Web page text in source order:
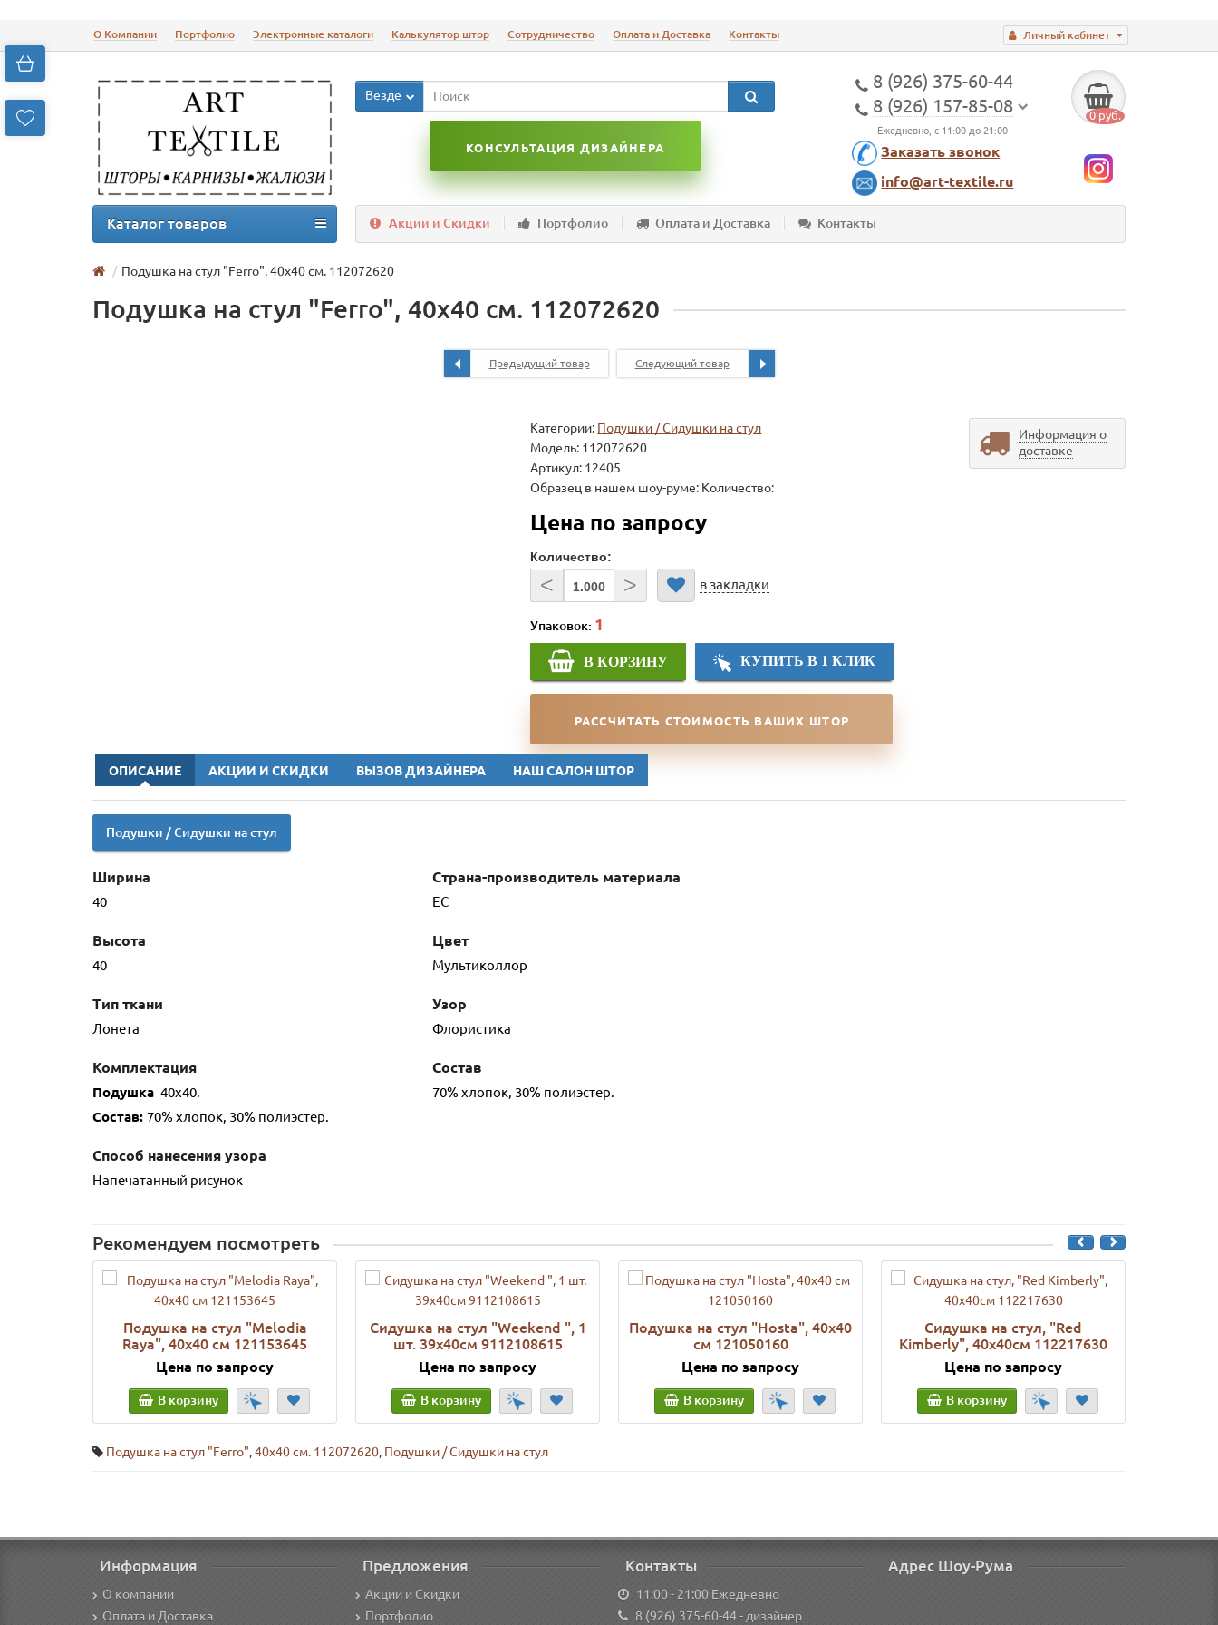
Личный кабинет
О Компании Портфолио Электронные каталоги Калькулятор штор Сотрудничество Оплата и Доставка Контакты
8 (926) 375-60-44
8 (926) 157-85-08
Ежедневно, с 11:00 до 21:00
Заказать звонок
info@art-textile.ru
0 руб.
Везде
КОНСУЛЬТАЦИЯ ДИЗАЙНЕРА
Акции и Скидки Портфолио Оплата и Доставка Контакты
Каталог товаров
Подушка на стул "Ferro", 40х40 см. 112072620
Подушка на стул "Ferro", 40х40 см. 112072620
Предыдущий товар Следующий товар
Категории: Подушки / Сидушки на стул
Модель: 112072620
Артикул: 12405
Образец в нашем шоу-руме: Количество:
Цена по запросу
Количество:
< > в закладки
Упаковок:
В КОРЗИНУ КУПИТЬ В 1 КЛИК
РАССЧИТАТЬ СТОИМОСТЬ ВАШИХ ШТОР
Информация о
доставке
ОПИСАНИЕ АКЦИИ И СКИДКИ ВЫЗОВ ДИЗАЙНЕРА НАШ САЛОН ШТОР
Подушки / Сидушки на стул
Ширина
40
Высота
40
Тип ткани
Лонета
Комплектация
Подушка 40х40.
Состав: 70% хлопок, 30% полиэстер.
Способ нанесения узора
Напечатанный рисунок
Страна-производитель материала
ЕС
Цвет
Мультиколлор
Узор
Флористика
Состав
70% хлопок, 30% полиэстер.
Рекомендуем посмотреть
Подушка на стул "Melodia
Raya", 40х40 см 121153645
Цена по запросу
В корзину
Сидушка на стул "Weekend ", 1
шт. 39х40см 9112108615
Цена по запросу
В корзину
Подушка на стул "Нosta", 40х40
см 121050160
Цена по запросу
В корзину
Сидушка на стул, "Red
Kimberly", 40x40см 112217630
Цена по запросу
В корзину
Подушка на стул "Ferro",40х40 см. 112072620, Подушки / Сидушки на стул
Информация
О компании
Оплата и Доставка
Предложения
Акции и Скидки
Портфолио
Контакты
11:00 - 21:00 Ежедневно
8 (926) 375-60-44- дизайнер
Адрес Шоу-Рума